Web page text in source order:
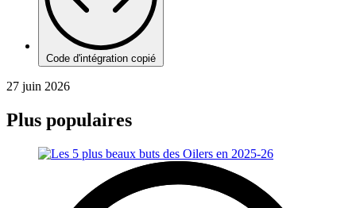
Code d'intégration copié
27 juin 2026
Plus populaires